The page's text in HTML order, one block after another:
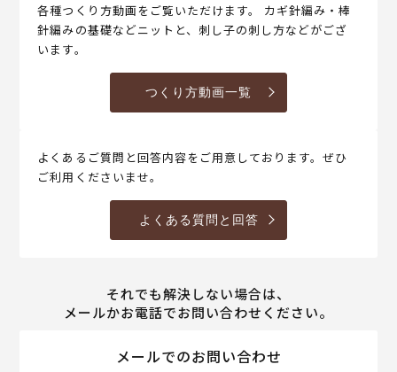
各種つくり方動画をご覧いただけます。 カギ針編み・棒
針編みの基礎などニットと、刺し子の刺し方などがござ
います。
つくり方動画一覧
よくあるご質問と回答内容をご用意しております。ぜひ
ご利用くださいませ。
よくある質問と回答
それでも解決しない場合は、
メールかお電話でお問い合わせください。
メールでのお問い合わせ